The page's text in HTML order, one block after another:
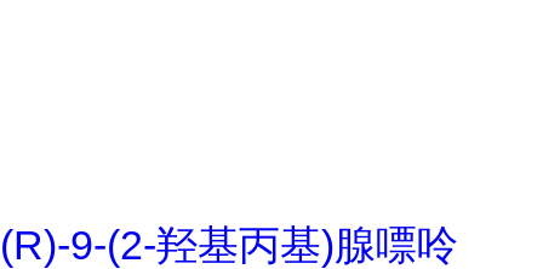
(R)-9-(2-羟基丙基)腺嘌呤